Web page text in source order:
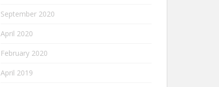
September 2020
April 2020
February 2020
April 2019